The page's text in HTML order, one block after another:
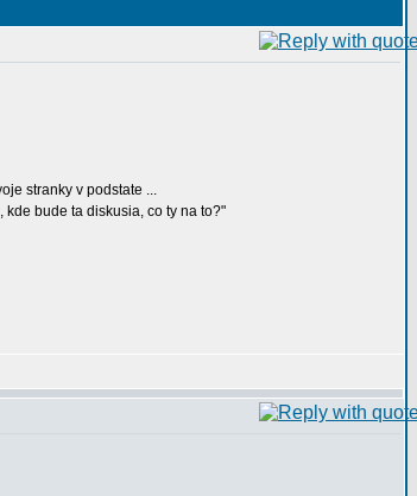
stranky v podstate ...
bude ta diskusia, co ty na to?"